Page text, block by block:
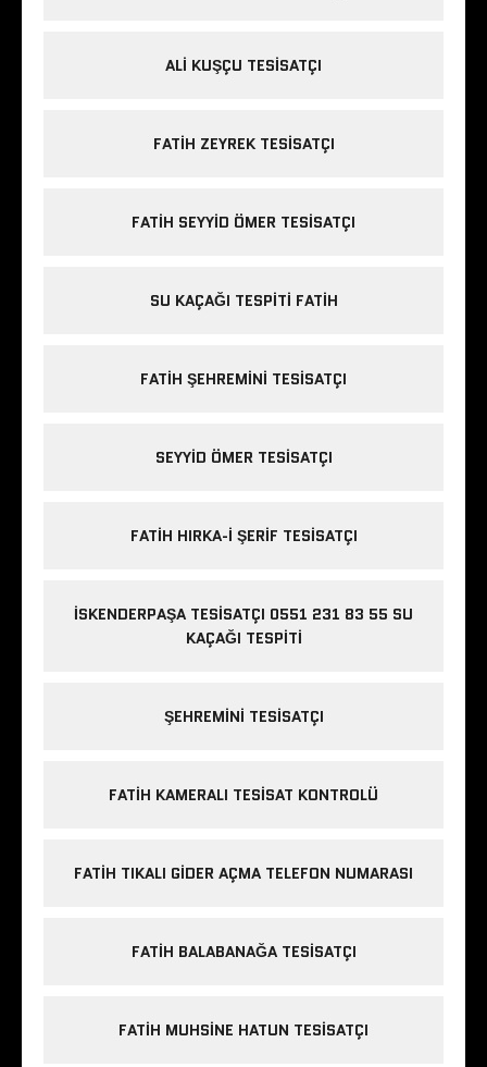
ALI KUŞÇU TESISATÇI
FATIH ZEYREK TESISATÇI
FATIH SEYYID ÖMER TESISATÇI
SU KAÇAĞI TESPITI FATIH
FATIH ŞEHREMINI TESISATÇI
SEYYID ÖMER TESISATÇI
FATIH HIRKA-I ŞERIF TESISATÇI
İSKENDERPAŞA TESISATÇI 0551 231 83 55 SU
KAÇAĞI TESPITI
ŞEHREMINI TESISATÇI
FATIH KAMERALI TESISAT KONTROLÜ
FATIH TIKALI GIDER AÇMA TELEFON NUMARASI
FATIH BALABANAĞA TESISATÇI
FATIH MUHSINE HATUN TESISATÇI